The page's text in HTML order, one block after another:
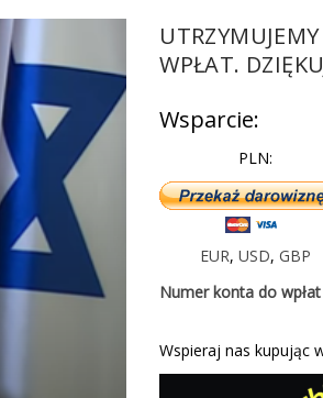
WPŁAT.
Wsparcie:
PLN:
EUR,USD,GBP
Numer konta do
Wspieraj nas kupując